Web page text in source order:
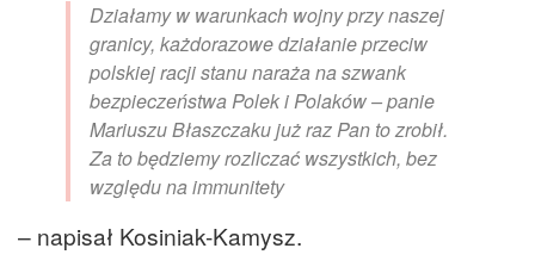
Działamy w warunkach wojny przy naszej
granicy, każdorazowe działanie przeciw
polskiej racji stanu naraża na szwank
bezpieczeństwa Polek i Polaków – panie
Mariuszu Błaszczaku już raz Pan to zrobił.
Za to będziemy rozliczać wszystkich, bez
względu na immunitety
– napisał Kosiniak-Kamysz.